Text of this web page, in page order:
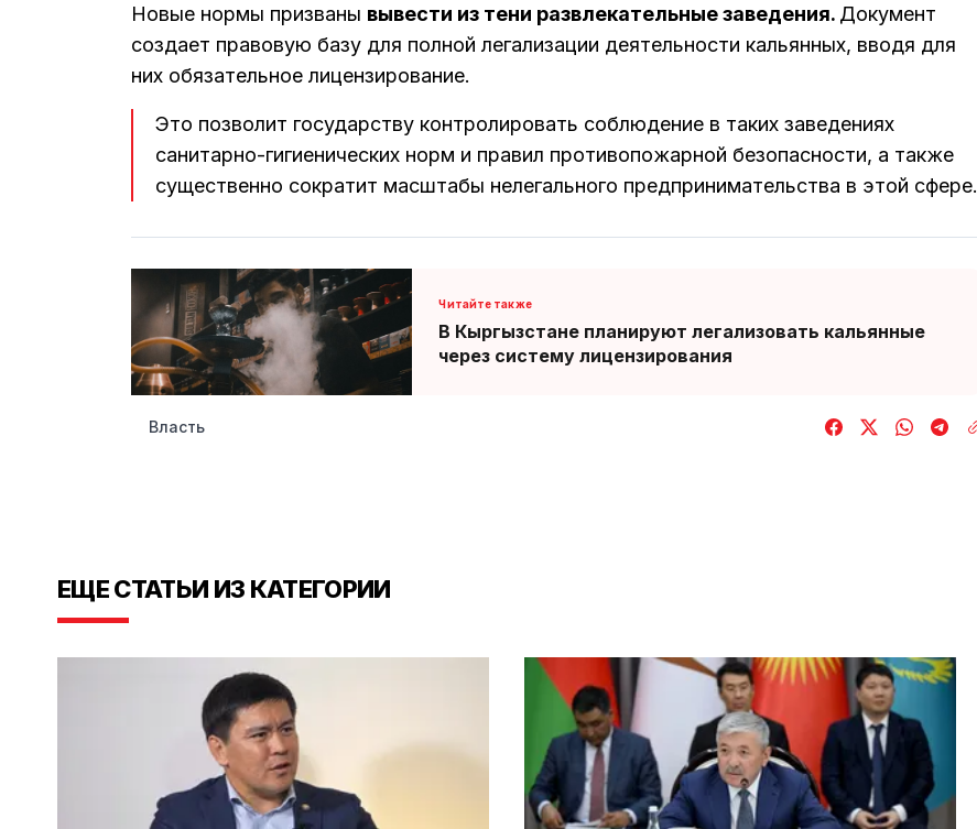
Новые нормы призваны вывести из тени развлекательные заведения. Документ
создает правовую базу для полной легализации деятельности кальянных, вводя для
них обязательное лицензирование.
Это позволит государству контролировать соблюдение в таких заведениях
санитарно-гигиенических норм и правил противопожарной безопасности, а также
существенно сократит масштабы нелегального предпринимательства в этой сфере.
В Кыргызстане планируют легализовать кальянные
через систему лицензирования
Власть
ЕЩЕ СТАТЬИ ИЗ КАТЕГОРИИ